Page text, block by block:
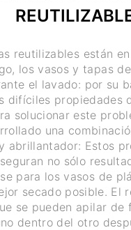
reutilizables están
los vasos y tapas
el lavado: por su
difíciles propiedades
solucionar este
una
abrillantador: Estos
no sólo
para los vasos de
secado posible. El
se pueden apilar de
dentro del otro